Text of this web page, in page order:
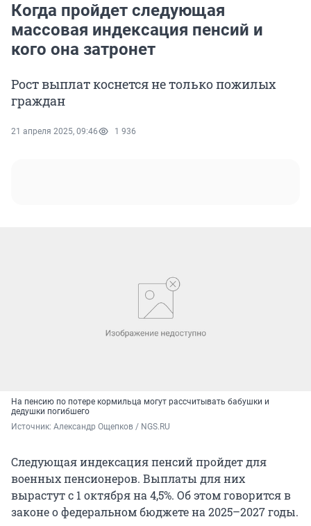
Когда пройдет следующая
массовая индексация пенсий и
кого она затронет
Рост выплат коснется не только пожилых
граждан
21 апреля 2025, 09:46 1 936
На пенсию по потере кормильца могут рассчитывать бабушки и
дедушки погибшего
Источник: Александр Ощепков / NGS.RU
Следующая индексация пенсий пройдет для
военных пенсионеров. Выплаты для них
вырастут с 1 октября на 4,5%. Об этом говорится в
законе о федеральном бюджете на 2025–2027 годы.